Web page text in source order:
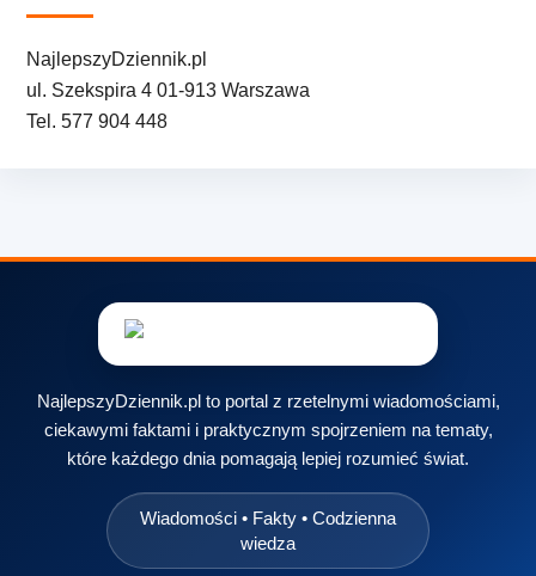
NajlepszyDziennik.pl
ul. Szekspira 4 01-913 Warszawa
Tel. 577 904 448
NajlepszyDziennik.pl to portal z rzetelnymi wiadomościami,
ciekawymi faktami i praktycznym spojrzeniem na tematy,
które każdego dnia pomagają lepiej rozumieć świat.
Wiadomości • Fakty • Codzienna
wiedza